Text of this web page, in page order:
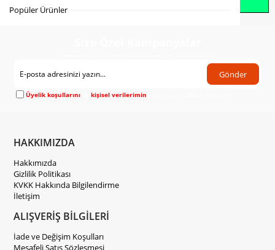
Gönder
Üyelik koşullarını vekişisel verilerimin
HAKKIMIZDA
Hakkımızda
Gizlilik Politikası
KVKK Hakkında Bilgilendirme
İletişim
ALIŞVERİŞ BİLGİLERİ
İade ve Değişim Koşulları
Mesafeli Satış Sözleşmesi
Popüler Ürünler